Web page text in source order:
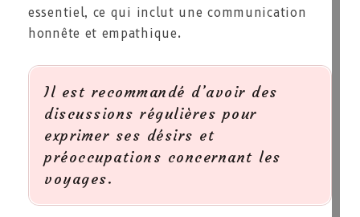
essentiel, ce qui inclut une communication
honnête et empathique.
Il est recommandé d’avoir des
discussions régulières pour
exprimer ses désirs et
préoccupations concernant les
voyages.